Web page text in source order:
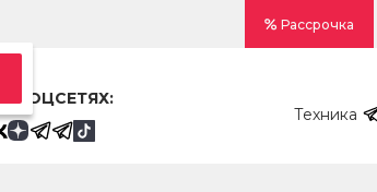
Рассрочка
СОЦСЕТЯХ:
Техника